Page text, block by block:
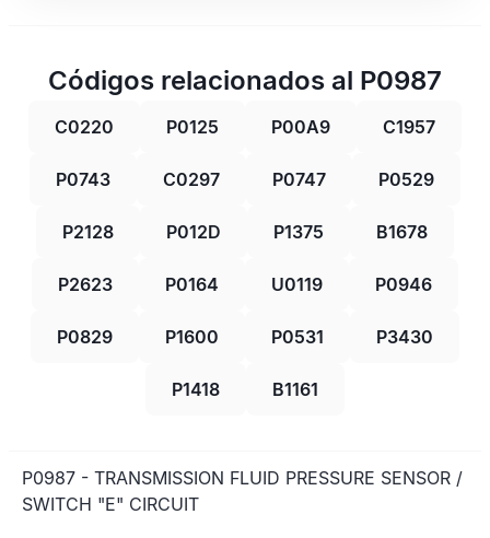
Códigos relacionados al P0987
C0220 P0125 P00A9 C1957
P0743 C0297 P0747 P0529
P2128 P012D P1375 B1678
P2623 P0164 U0119 P0946
P0829 P1600 P0531 P3430
P1418 B1161
P0987 - TRANSMISSION FLUID PRESSURE SENSOR /
SWITCH "E" CIRCUIT